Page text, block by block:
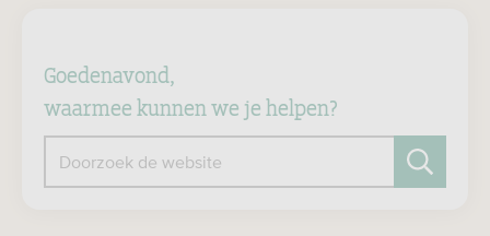
Goedenavond,
waarmee kunnen we je helpen?
Doorzoek de website